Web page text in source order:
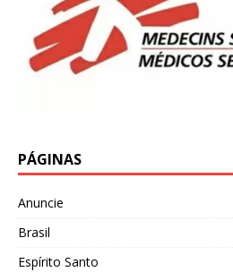
PÁGINAS
Anuncie
Brasil
Espírito Santo